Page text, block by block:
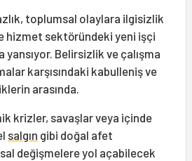
toplumsal olaylara ilgisizlik
hizmet sektöründeki yeni işçi
yansıyor. Belirsizlik ve çalışma
karşısındaki kabulleniş ve
arasında.
krizler, savaşlar veya içinde
salgın gibi doğal afet
değişmelere yol açabilecek